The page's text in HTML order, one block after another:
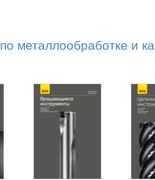
металлообработке и